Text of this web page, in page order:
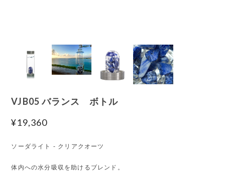
VJB05 バランス ボトル
¥19,360
ソーダライト - クリアクオーツ
体内への水分吸収を助けるブレンド。